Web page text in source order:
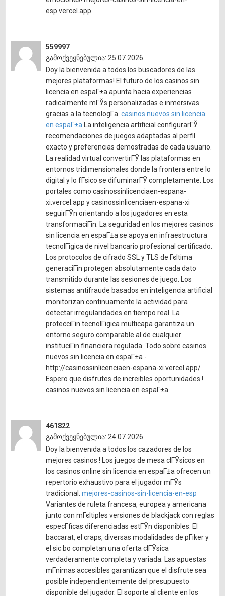
esp.vercel.app
559997
გამოქვეყნებულია: 25.07.2026
Doy la bienvenida a todos los buscadores de las
mejores plataformas! El futuro de los casinos sin
licencia en espaГ±a apunta hacia experiencias
radicalmente mГЎs personalizadas e inmersivas
gracias a la tecnologГ­a. casinos nuevos sin licencia
en espaГ±a La inteligencia artificial configurarГЎ
recomendaciones de juegos adaptadas al perfil
exacto y preferencias demostradas de cada usuario.
La realidad virtual convertirГЎ las plataformas en
entornos tridimensionales donde la frontera entre lo
digital y lo fГ­sico se difuminarГЎ completamente. Los
portales como casinossinlicenciaen-espana-
xi.vercel.app y casinossinlicenciaen-espana-xi
seguirГЎn orientando a los jugadores en esta
transformaciГіn. La seguridad en los mejores casinos
sin licencia en espaГ±a se apoya en infraestructura
tecnolГіgica de nivel bancario profesional certificado.
Los protocolos de cifrado SSL y TLS de Гєltima
generaciГіn protegen absolutamente cada dato
transmitido durante las sesiones de juego. Los
sistemas antifraude basados en inteligencia artificial
monitorizan continuamente la actividad para
detectar irregularidades en tiempo real. La
protecciГіn tecnolГіgica multicapa garantiza un
entorno seguro comparable al de cualquier
instituciГіn financiera regulada. Todo sobre casinos
nuevos sin licencia en espaГ±a -
http://casinossinlicenciaen-espana-xi.vercel.app/
Espero que disfrutes de increibles oportunidades !
casinos nuevos sin licencia en espaГ±a
461822
გამოქვეყნებულია: 24.07.2026
Doy la bienvenida a todos los cazadores de los
mejores casinos ! Los juegos de mesa clГЎsicos en
los casinos online sin licencia en espaГ±a ofrecen un
repertorio exhaustivo para el jugador mГЎs
tradicional. mejores-casinos-sin-licencia-en-esp
Variantes de ruleta francesa, europea y americana
junto con mГєltiples versiones de blackjack con reglas
especГ­ficas diferenciadas estГЎn disponibles. El
baccarat, el craps, diversas modalidades de pГіker y
el sic bo completan una oferta clГЎsica
verdaderamente completa y variada. Las apuestas
mГ­nimas accesibles garantizan que el disfrute sea
posible independientemente del presupuesto
disponible del jugador. El soporte al cliente en los